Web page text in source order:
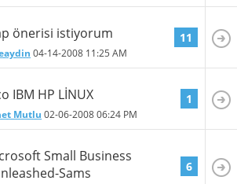
önerisi istiyorum
04-14-2008 11:25 AM
11
IBM HP LİNUX
Mutlu 02-06-200806:24 PM
1
Small Business
Sams
6